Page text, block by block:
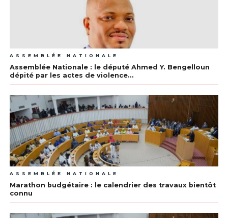
ASSEMBLÉE NATIONALE
Assemblée Nationale : le député Ahmed Y. Bengelloun
dépité par les actes de violence…
ASSEMBLÉE NATIONALE
Marathon budgétaire : le calendrier des travaux bientôt
connu